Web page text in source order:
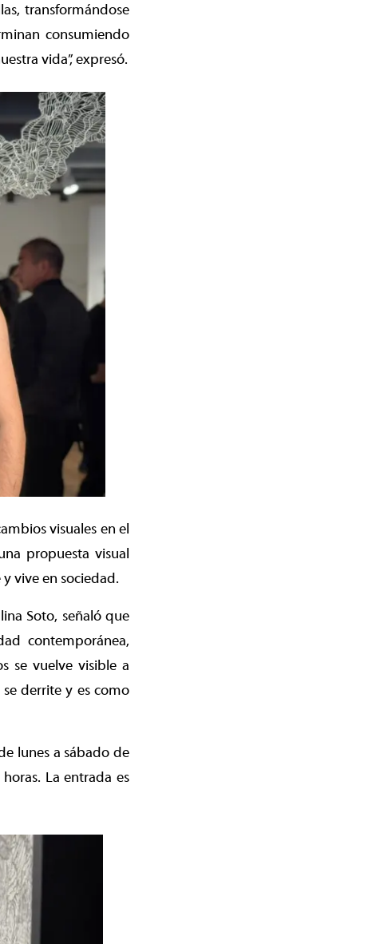
transformándose
consumiendo
vida”, expresó.
visuales en el
propuesta visual
vive en sociedad.
Soto, señaló que
contemporánea,
se vuelve visible a
derrite y es como
lunes a sábado de
La entrada es